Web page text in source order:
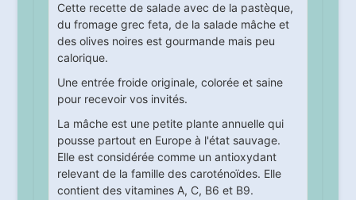
Cette recette de salade avec de la pastèque,
du fromage grec feta, de la salade mâche et
des olives noires est gourmande mais peu
calorique.
Une entrée froide originale, colorée et saine
pour recevoir vos invités.
La mâche est une petite plante annuelle qui
pousse partout en Europe à l'état sauvage.
Elle est considérée comme un antioxydant
relevant de la famille des caroténoïdes. Elle
contient des vitamines A, C, B6 et B9.